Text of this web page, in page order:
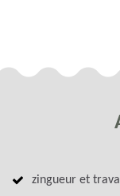
zingueur et